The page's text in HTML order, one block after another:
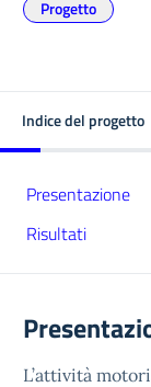
Progetto
Indice del progetto
Presentazione
Risultati
L’attività